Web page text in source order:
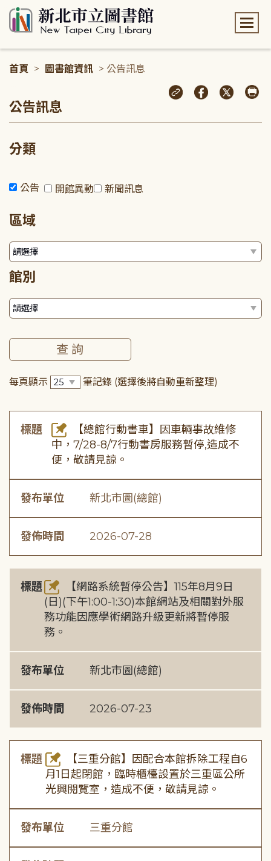
首頁 > 圖書館資訊 > 公告訊息
公告訊息
分類
公告 開館異動 新聞訊息
區域
館別
每頁顯示 筆記錄 (選擇後將自動重新整理)
標題
【總館行動書車】因車輛事故維修
中，7/28-8/7行動書房服務暫停,造成不
便，敬請見諒。
發布單位 新北市圖(總館)
發佈時間 2026-07-28
標題
【網路系統暫停公告】115年8月9日
(日)(下午1:00-1:30)本館網站及相關對外服
務功能因應學術網路升級更新將暫停服
務。
發布單位 新北市圖(總館)
發佈時間 2026-07-23
標題
【三重分館】因配合本館拆除工程自6
月1日起閉館，臨時櫃檯設置於三重區公所
光興閱覽室，造成不便，敬請見諒。
發布單位 三重分館